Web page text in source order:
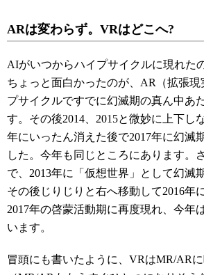
ARは変わらず。VRはどこへ?
AIがいつからハイプサイクルに現れた
ちょっと面白かったのが、AR（拡張現
プサイクルですでに幻滅期の真ん中あ
す。その後2014、2015と微妙に上下し
年にいったん消えた後で2017年に幻滅
した。今年も同じところにあります。
で、2013年に「仮想世界」として幻滅
その後じりじりと右へ移動して2016年
2017年の啓蒙活動期に再度現れ、今年
います。
冒頭にも書いたように、VRはMR/ARに